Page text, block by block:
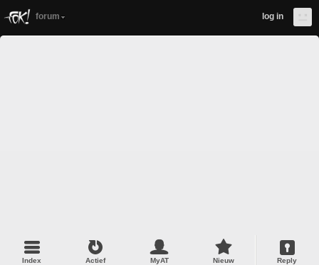
forum log in
Index Actief MyAT Nieuw Reply